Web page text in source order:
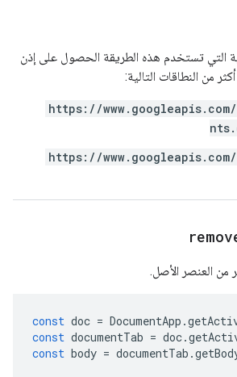
التي تستخدم هذه الطريقة الحصول على إذن
من النطاقات التالية:
https://www.googleapis.com/
https://www.googleapis.com/
من العنصر الأصل.
const doc = DocumentApp .
const documentTab = doc.
const body = documentTab .